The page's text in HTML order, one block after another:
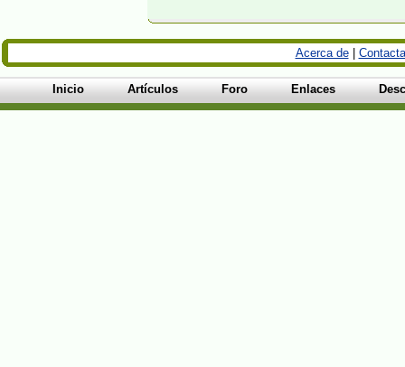
Acerca de|
Inicio Artículos Foro Enlaces